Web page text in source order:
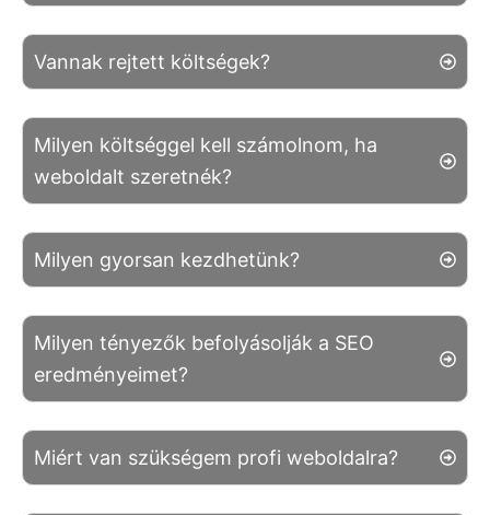
Vannak rejtett költségek?
Milyen költséggel kell számolnom, ha
weboldalt szeretnék?
Milyen gyorsan kezdhetünk?
Milyen tényezők befolyásolják a SEO
eredményeimet?
Miért van szükségem profi weboldalra?